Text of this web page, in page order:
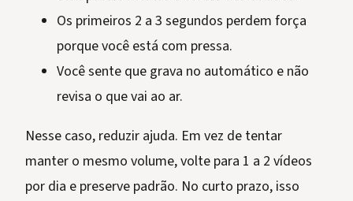
Os primeiros 2 a 3 segundos perdem força
porque você está com pressa.
Você sente que grava no automático e não
revisa o que vai ao ar.
Nesse caso, reduzir ajuda. Em vez de tentar
manter o mesmo volume, volte para 1 a 2 vídeos
por dia e preserve padrão. No curto prazo, isso